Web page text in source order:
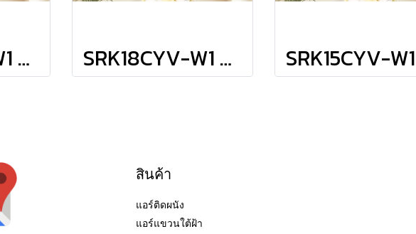
SRK10CYV-W1 แอร์มิตซูบิชิ เฮพวี่ดิวตี้ HEAVYDUTY แบบติดผนัง รุ่น KAZE Series Fixed Speed R-32 ขนาด 9,200BTU #5 รีโมทไร้สาย พร้อมติดตั้ง SRK18CYV-W1 แอร์มิตซูบิชิ เฮพวี่ดิวตี้ HEAVYDUTY แบบติดผนัง รุ่น KAZE Series Fixed Speed R-32 ขนาด 18,600BTU #5⭐⭐⭐ รีโมทไร้สาย พร้อมติดตั้ง
สินค้า
แอร์ติดผนัง
แอร์แขวนใต้ฝ้า